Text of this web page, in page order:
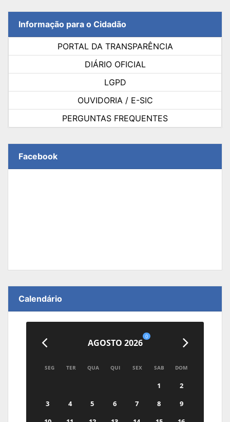
Informação para o Cidadão
PORTAL DA TRANSPARÊNCIA
DIÁRIO OFICIAL
LGPD
OUVIDORIA / E-SIC
PERGUNTAS FREQUENTES
Facebook
Calendário
AGOSTO 2026
0
SEG TER QUA QUI SEX SAB DOM
1
2
3
4 5 6 7 8
9